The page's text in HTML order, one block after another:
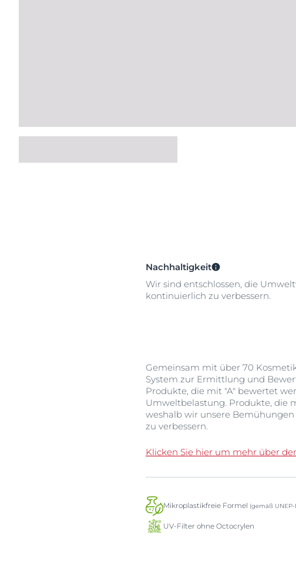
Nachhaltigkeit
Wir sind entschlossen, die
kontinuierlich zu verbessern.
Gemeinsam mit über 70
System zur Ermittlung und
Produkte, die mit "A" bewertet
Umweltbelastung. Produkte, die
weshalb wir unsere
zu verbessern.
Klicken Sie hier um mehr über
Mikroplastikfreie Formel (gemäß
UV-Filter ohne Octocrylen